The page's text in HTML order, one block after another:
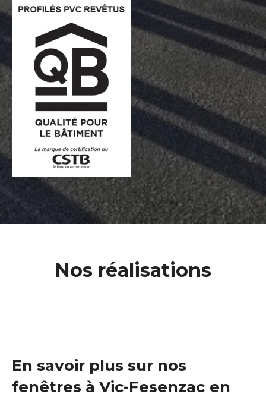
Nos réalisations
En savoir plus sur nos
fenêtres à Vic-Fesenzac en